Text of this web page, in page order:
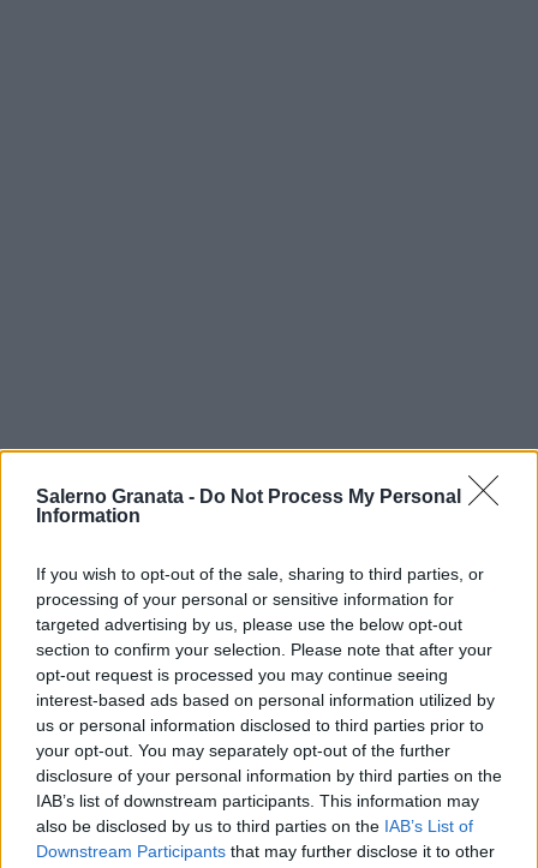
Salerno Granata - Do Not Process My Personal
Information
If you wish to opt-out of the sale, sharing to third parties, or
processing of your personal or sensitive information for
targeted advertising by us, please use the below opt-out
section to confirm your selection. Please note that after your
opt-out request is processed you may continue seeing
interest-based ads based on personal information utilized by
us or personal information disclosed to third parties prior to
your opt-out. You may separately opt-out of the further
disclosure of your personal information by third parties on the
IAB’s list of downstream participants. This information may
also be disclosed by us to third parties on the IAB’s List of
Downstream Participants that may further disclose it to other